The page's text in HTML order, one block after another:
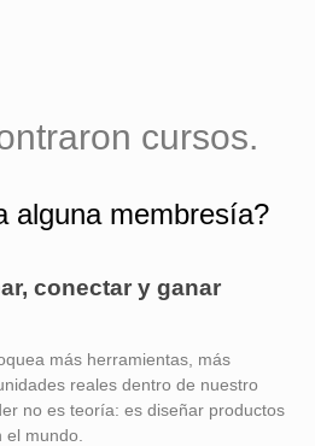
cursos.
alguna membresía?
conectar y ganar
más herramientas, más
reales dentro de nuestro
no es teoría: es diseñar productos
mundo.